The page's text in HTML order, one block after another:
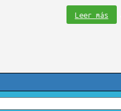
Leer más